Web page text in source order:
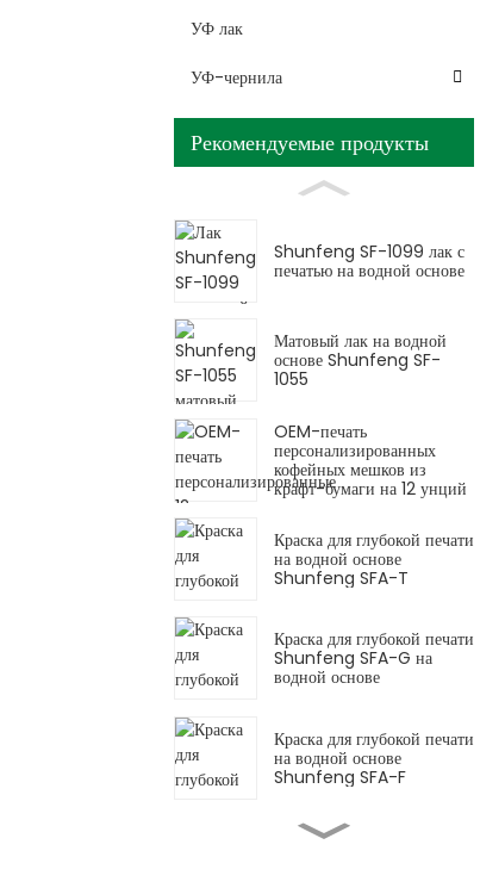
УФ лак
УФ-чернила
Рекомендуемые продукты
Shunfeng SF-1099 лак с
печатью на водной основе
Матовый лак на водной
основе Shunfeng SF-
1055
OEM-печать
персонализированных
кофейных мешков из
крафт-бумаги на 12 унций
Краска для глубокой печати
на водной основе
Shunfeng SFA-T
Краска для глубокой печати
Shunfeng SFA-G на
водной основе
Краска для глубокой печати
на водной основе
Shunfeng SFA-F
Shunfeng SFY